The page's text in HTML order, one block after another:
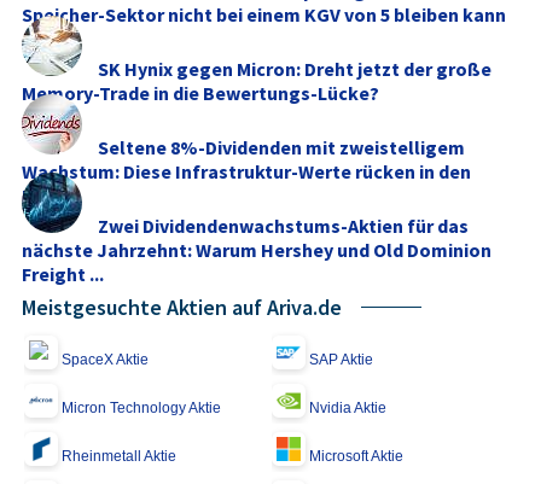
Speicher-Sektor nicht bei einem KGV von 5 bleiben kann
SK Hynix gegen Micron: Dreht jetzt der große
Memory‑Trade in die Bewertungs-Lücke?
Seltene 8%-Dividenden mit zweistelligem
Wachstum: Diese Infrastruktur-Werte rücken in den
Fokus
Zwei Dividendenwachstums-Aktien für das
nächste Jahrzehnt: Warum Hershey und Old Dominion
Freight ...
Meistgesuchte Aktien auf Ariva.de
SpaceX Aktie SAP Aktie
Micron Technology Aktie Nvidia Aktie
Rheinmetall Aktie Microsoft Aktie